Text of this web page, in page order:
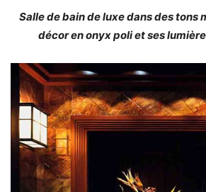
Salle de bain de luxe dans des tons
décor en onyx poli et ses